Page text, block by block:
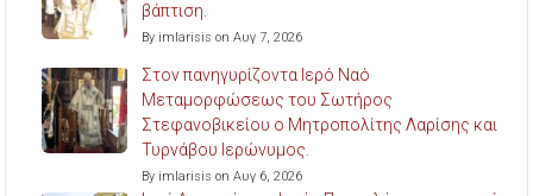
βάπτιση.
By imlarisis on Αυγ 7, 2026
Στον πανηγυρίζοντα Ιερό Ναό
Μεταμορφώσεως του Σωτήρος
Στεφανοβικείου ο Μητροπολίτης Λαρίσης και
Τυρνάβου Ιερώνυμος.
By imlarisis on Αυγ 6, 2026